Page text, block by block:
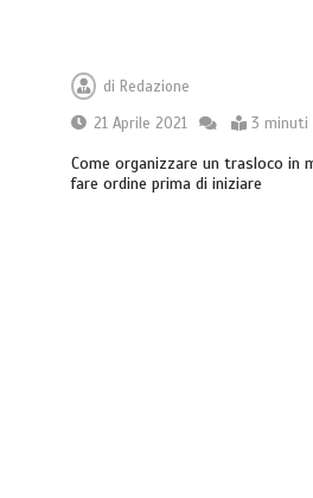
diRedazione
21 Aprile 2021
3 minuti
Come organizzare un trasloco in
fare ordine prima di iniziare